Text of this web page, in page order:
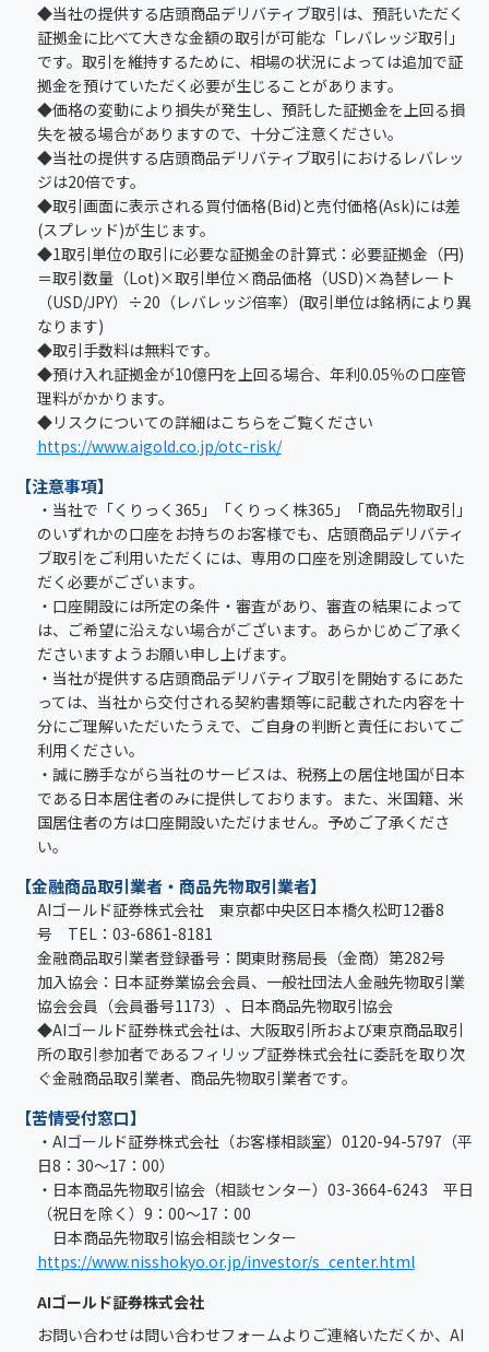
◆当社の提供する店頭商品デリバティブ取引は、預託いただく
証拠金に比べて大きな金額の取引が可能な「レバレッジ取引」
です。取引を維持するために、相場の状況によっては追加で証
拠金を預けていただく必要が生じることがあります。
◆価格の変動により損失が発生し、預託した証拠金を上回る損
失を被る場合がありますので、十分ご注意ください。
◆当社の提供する店頭商品デリバティブ取引におけるレバレッ
ジは20倍です。
◆取引画面に表示される買付価格(Bid)と売付価格(Ask)には差
(スプレッド)が生じます。
◆1取引単位の取引に必要な証拠金の計算式：必要証拠金（円)
＝取引数量（Lot)×取引単位×商品価格（USD)×為替レート
（USD/JPY）÷20（レバレッジ倍率）(取引単位は銘柄により異
なります)
◆取引手数料は無料です。
◆預け入れ証拠金が10億円を上回る場合、年利0.05％の口座管
理料がかかります。
◆リスクについての詳細はこちらをご覧ください
https://www.aigold.co.jp/otc-risk/
【注意事項】
・当社で「くりっく365」「くりっく株365」「商品先物取引」
のいずれかの口座をお持ちのお客様でも、店頭商品デリバティ
ブ取引をご利用いただくには、専用の口座を別途開設していた
だく必要がございます。
・口座開設には所定の条件・審査があり、審査の結果によって
は、ご希望に沿えない場合がございます。あらかじめご了承く
ださいますようお願い申し上げます。
・当社が提供する店頭商品デリバティブ取引を開始するにあた
っては、当社から交付される契約書類等に記載された内容を十
分にご理解いただいたうえで、ご自身の判断と責任においてご
利用ください。
・誠に勝手ながら当社のサービスは、税務上の居住地国が日本
である日本居住者のみに提供しております。また、米国籍、米
国居住者の方は口座開設いただけません。予めご了承くださ
い。
【金融商品取引業者・商品先物取引業者】
AIゴールド証券株式会社 東京都中央区日本橋久松町12番8
号 TEL：03-6861-8181
金融商品取引業者登録番号：関東財務局長（金商）第282号
加入協会：日本証券業協会会員、一般社団法人金融先物取引業
協会会員（会員番号1173）、日本商品先物取引協会
◆AIゴールド証券株式会社は、大阪取引所および東京商品取引
所の取引参加者であるフィリップ証券株式会社に委託を取り次
ぐ金融商品取引業者、商品先物取引業者です。
【苦情受付窓口】
・AIゴールド証券株式会社（お客様相談室）0120-94-5797（平
日8：30～17：00）
・日本商品先物取引協会（相談センター）03-3664-6243 平日
（祝日を除く）9：00～17：00
日本商品先物取引協会相談センター
https://www.nisshokyo.or.jp/investor/s_center.html
AIゴールド証券株式会社
お問い合わせは問い合わせフォームよりご連絡いただくか、AI